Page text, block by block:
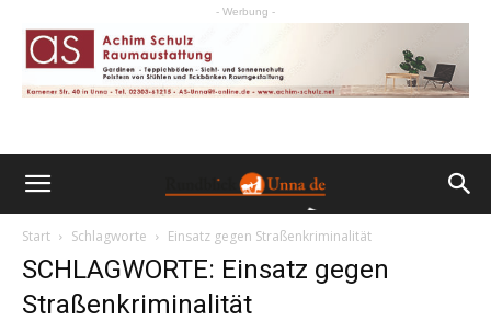
- Werbung -
Start Schlagworte Einsatz gegen Straßenkriminalität
SCHLAGWORTE: Einsatz gegen
Straßenkriminalität